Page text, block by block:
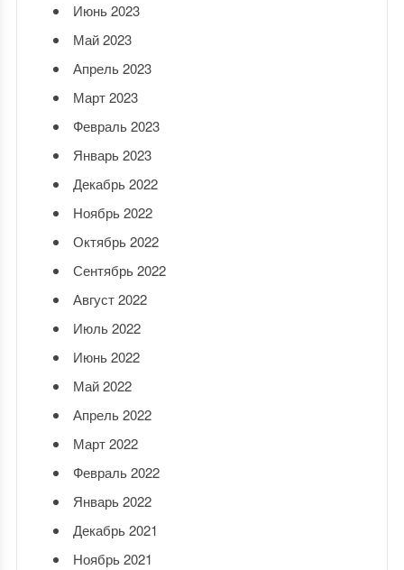
Июнь 2023
Май 2023
Апрель 2023
Март 2023
Февраль 2023
Январь 2023
Декабрь 2022
Ноябрь 2022
Октябрь 2022
Сентябрь 2022
Август 2022
Июль 2022
Июнь 2022
Май 2022
Апрель 2022
Март 2022
Февраль 2022
Январь 2022
Декабрь 2021
Ноябрь 2021